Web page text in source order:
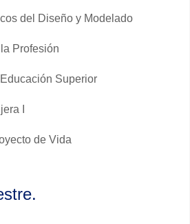
del Diseño y Modelado
Profesión
Superior
I
de Vida